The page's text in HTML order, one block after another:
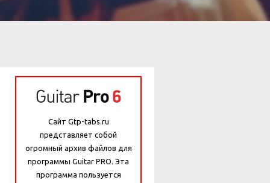
Сайт Gtp-tabs.ru
представляет собой
огромный архив файлов для
программы Guitar PRO. Эта
программа пользуется